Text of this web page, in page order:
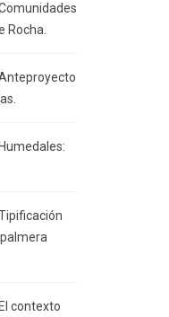
Rocha.
contexto